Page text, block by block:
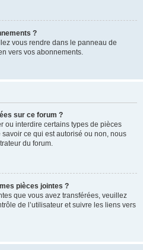
?
vous rendre dans le panneau de
vers vos abonnements.
sur ce forum ?
ou interdire certains types de pièces
ce qui est autorisé ou non, nous
du forum.
pièces jointes ?
que vous avez transférées, veuillez
de l’utilisateur et suivre les liens vers